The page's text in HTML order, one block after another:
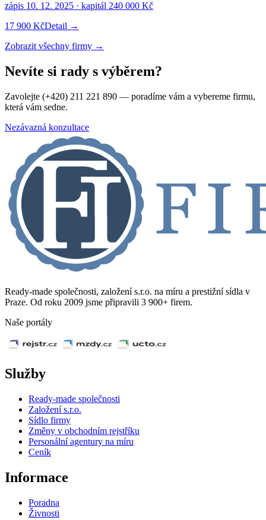
zápis 10. 12. 2025 · kapitál 240 000 Kč
17 900 KčDetail →
Zobrazit všechny firmy →
Nevíte si rady s výběrem?
Zavolejte (+420) 211 221 890 — poradíme vám a vybereme firmu,
která vám sedne.
Nezávazná konzultace
Ready-made společnosti, založení s.r.o. na míru a prestižní sídla v
Praze. Od roku 2009 jsme připravili 3 900+ firem.
Naše portály
Služby
Ready-made společnosti
Založení s.r.o.
Sídlo firmy
Změny v obchodním rejstříku
Personální agentury na míru
Ceník
Informace
Poradna
Živnosti